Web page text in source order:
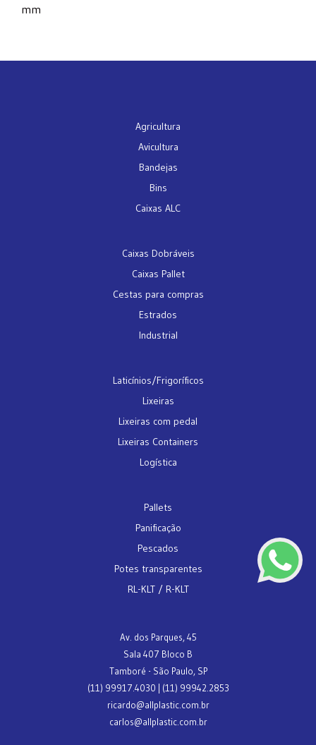
mm
Agricultura
Avicultura
Bandejas
Bins
Caixas ALC
Caixas Dobráveis
Caixas Pallet
Cestas para compras
Estrados
Industrial
Laticínios/Frigoríficos
Lixeiras
Lixeiras com pedal
Lixeiras Containers
Logística
Pallets
Panificação
Pescados
Potes transparentes
RL-KLT / R-KLT
Av. dos Parques, 45
Sala 407 Bloco B
Tamboré - São Paulo, SP
(11) 99917.4030 | (11) 99942.2853
ricardo@allplastic.com.br
carlos@allplastic.com.br